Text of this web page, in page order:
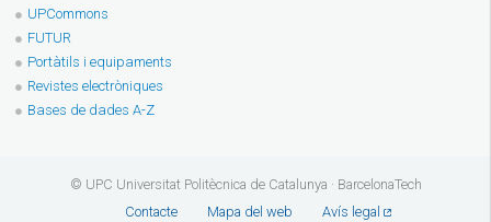
UPCommons
FUTUR
Portàtils i equipaments
Revistes electròniques
Bases de dades A-Z
© UPC Universitat Politècnica de Catalunya · BarcelonaTech
Contacte
Mapa del web Avís legal